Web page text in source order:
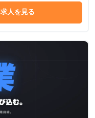
求人を見る